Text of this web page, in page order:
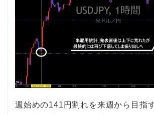
週始めの141円割れを来週から目